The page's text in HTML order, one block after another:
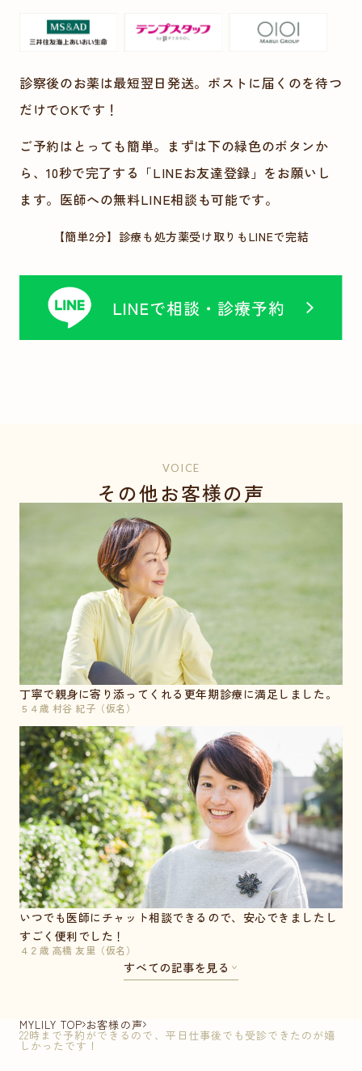
診察後のお薬は最短翌日発送。ポストに届くのを待つ
だけでOKです！
ご予約はとっても簡単。まずは下の緑色のボタンか
ら、10秒で完了する「LINEお友達登録」をお願いし
ます。医師への無料LINE相談も可能です。
【簡単2分】診療も処方薬受け取りもLINEで完結
VOICE
その他お客様の声
丁寧で親身に寄り添ってくれる更年期診療に満足しました。
５４歳 村谷 紀子（仮名）
いつでも医師にチャット相談できるので、安心できましたし
すごく便利でした！
４２歳 高橋 友里（仮名）
すべての記事を見る
MYLILY TOP お客様の声
22時まで予約ができるので、平日仕事後でも受診できたのが嬉
しかったです！